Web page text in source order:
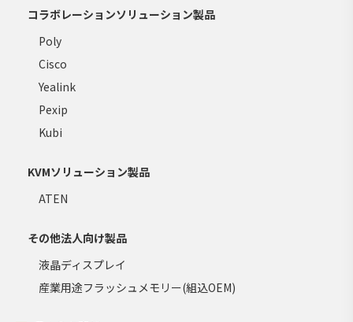
コラボレーションソリューション製品
Poly
Cisco
Yealink
Pexip
Kubi
KVMソリューション製品
ATEN
その他法人向け製品
液晶ディスプレイ
産業用途フラッシュメモリー(組込OEM)